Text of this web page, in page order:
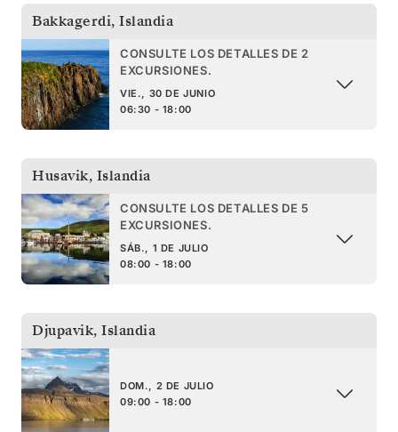
Bakkagerdi, Islandia
CONSULTE LOS DETALLES DE 2
EXCURSIONES.
VIE., 30 DE JUNIO
06:30 - 18:00
Husavik, Islandia
CONSULTE LOS DETALLES DE 5
EXCURSIONES.
SÁB., 1 DE JULIO
08:00 - 18:00
Djupavik, Islandia
DOM., 2 DE JULIO
09:00 - 18:00